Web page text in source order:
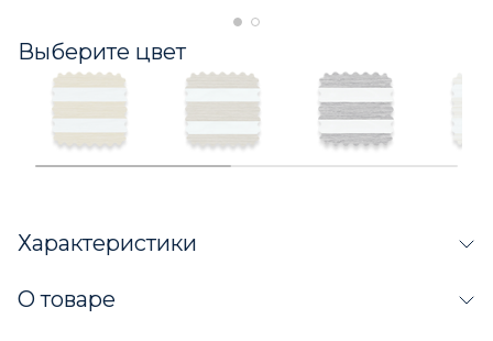
Выберите цвет
Характеристики
О товаре